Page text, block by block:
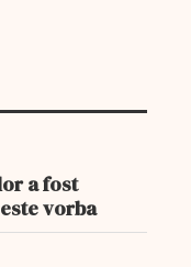
a fost
vorba